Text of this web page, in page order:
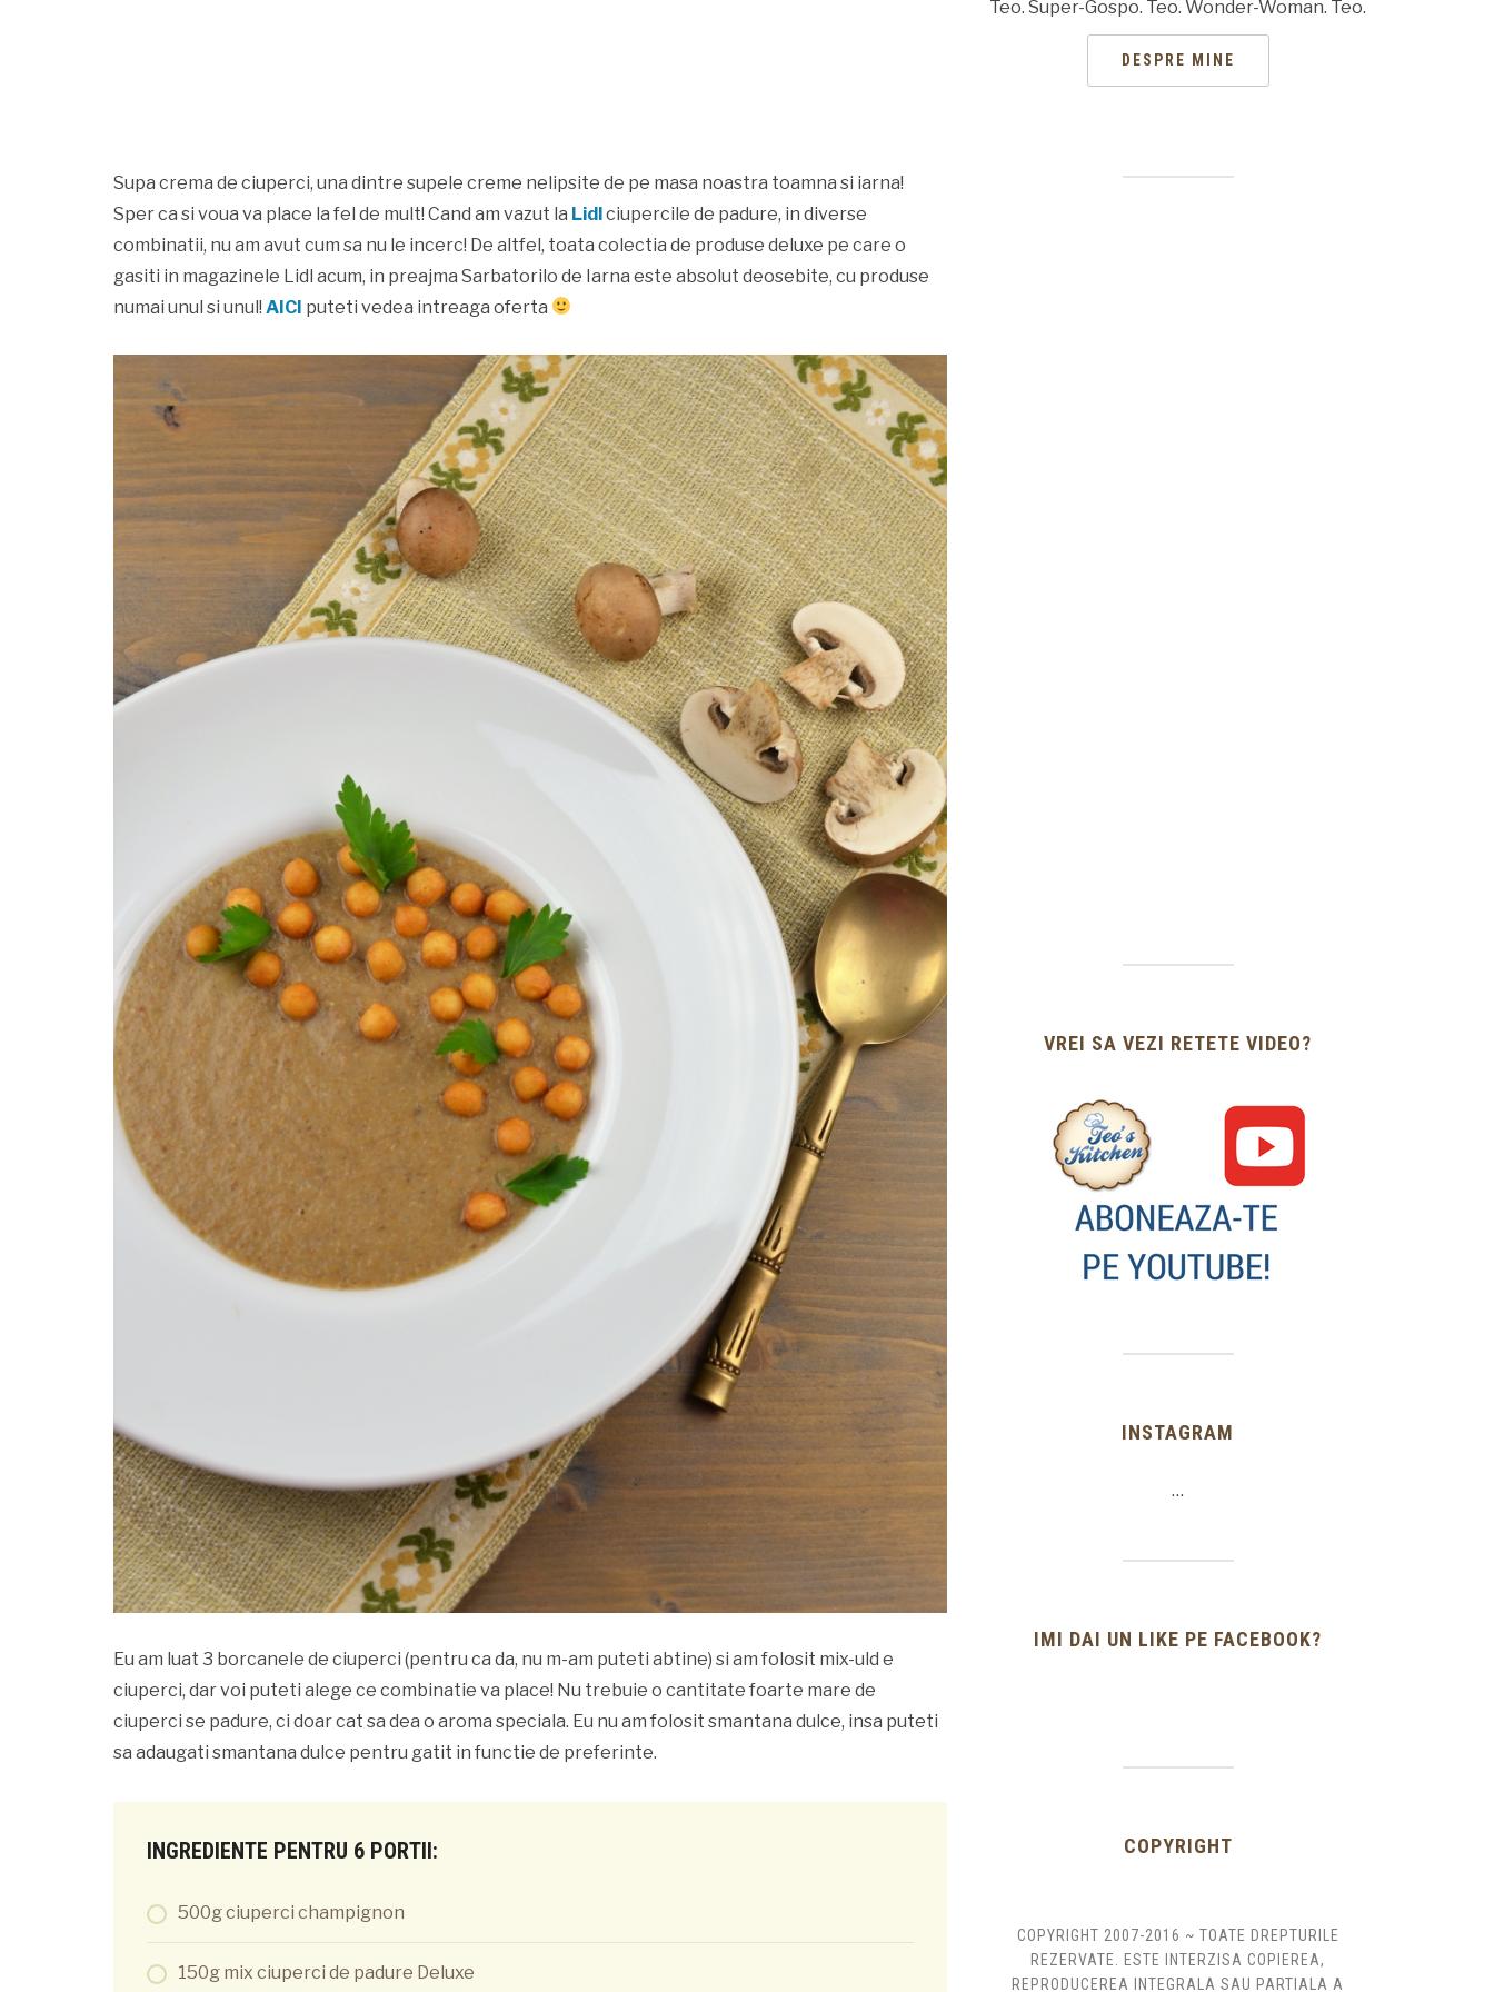
Supa crema de ciuperci, una dintre supele creme nelipsite de pe masa noastra toamna si iarna!
Sper ca si voua va place la fel de mult! Cand am vazut la Lidlciupercile de padure, in diverse
combinatii, nu am avut cum sa nu le incerc! De altfel, toata colectia de produse deluxe pe care o
gasiti in magazinele Lidl acum, in preajma Sarbatorilo de Iarna este absolut deosebite, cu produse
numai unul si unul! AICI puteti vedea intreaga oferta
Eu am luat 3 borcanele de ciuperci (pentru ca da, nu m-am puteti abtine) si am folosit mix-uld e
ciuperci, dar voi puteti alege ce combinatie va place! Nu trebuie o cantitate foarte mare de
ciuperci se padure, ci doar cat sa dea o aroma speciala. Eu nu am folosit smantana dulce, insa puteti
sa adaugati smantana dulce pentru gatit in functie de preferinte.
INGREDIENTE PENTRU 6 PORTII:
500g ciuperci champignon
150g mix ciuperci de padure Deluxe
Teo. Super-Gospo. Teo. Wonder-Woman. Teo.
DESPRE MINE
VREI SA VEZI RETETE VIDEO?
INSTAGRAM
…
IMI DAI UN LIKE PE FACEBOOK?
COPYRIGHT
COPYRIGHT 2007-2016 ~ TOATE DREPTURILE
REZERVATE. ESTE INTERZISA COPIEREA,
REPRODUCEREA INTEGRALA SAU PARTIALA A